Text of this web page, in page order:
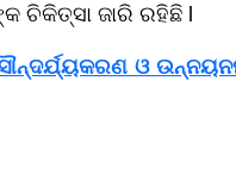
ଚିକିତ୍ସା ଜାରି ରହିଛି l
ଓ